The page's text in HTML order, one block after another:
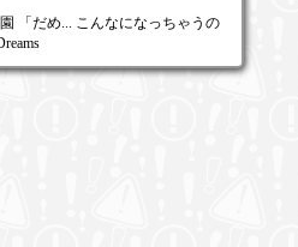
園 「だめ... こんなになっちゃうの